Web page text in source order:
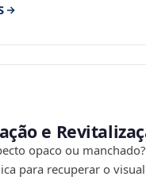
e
opaco ou
para recuperar o